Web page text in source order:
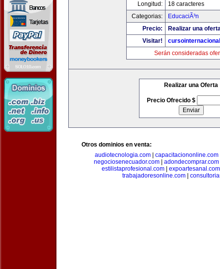
Longitud:
18 caracteres
Categorias:
EducaciÃ³n
Precio:
Realizar una
Visitar!
Serán consideradas
Realizar una Oferta
Precio Ofrecido $
Otros dominios en venta:
audiotecnologia.com
capacitaciononline.com
negociosenecuador.com| adondecomprar.com
estilistaprofesional.com
expoartesanal.com
trabajadoresonline.com